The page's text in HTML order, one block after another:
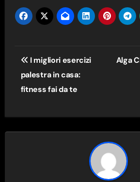
Navigazione
articoli
I migliori esercizi
palestra in casa:
fitness fai da te
Alga